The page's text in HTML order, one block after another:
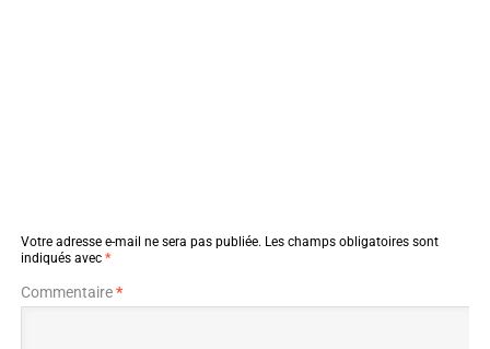
Votre adresse e-mail ne sera pas publiée. Les champs obligatoires sont
indiqués avec *
Commentaire*